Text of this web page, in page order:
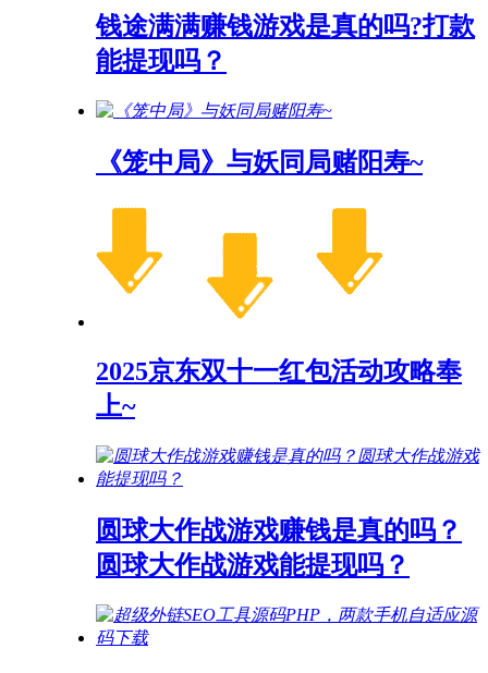
钱途满满赚钱游戏是真的吗?打款
能提现吗？
《笼中局》与妖同局赌阳寿~
2025京东双十一红包活动攻略奉
上~
圆球大作战游戏赚钱是真的吗？
圆球大作战游戏能提现吗？